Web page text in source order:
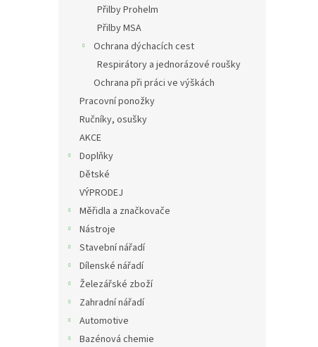
Přilby Prohelm
Přilby MSA
Ochrana dýchacích cest
Respirátory a jednorázové roušky
Ochrana při práci ve výškách
Pracovní ponožky
Ručníky, osušky
AKCE
Doplňky
Dětské
VÝPRODEJ
Měřidla a značkovače
Nástroje
Stavební nářadí
Dílenské nářadí
Železářské zboží
Zahradní nářadí
Automotive
Bazénová chemie